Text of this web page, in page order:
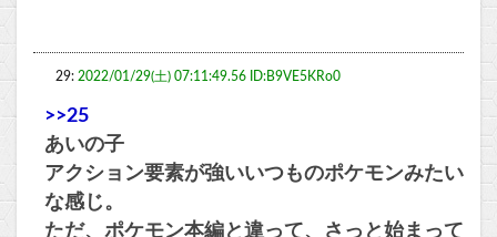
29: 2022/01/29(土) 07:11:49.56 ID:B9VE5KRo0
>>25
あいの子
アクション要素が強いいつものポケモンみたい
な感じ。
ただ、ポケモン本編と違って、さっと始まって